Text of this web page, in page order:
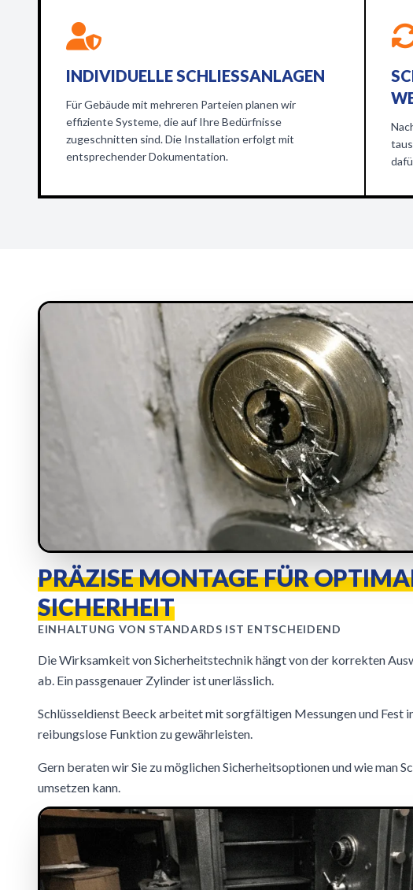
INDIVIDUELLE SCHLIESSANLAGEN
Für Gebäude mit mehreren Parteien planen wir
effiziente Systeme, die auf Ihre Bedürfnisse
zugeschnitten sind. Die Installation erfolgt mit
entsprechender Dokumentation.
PRÄZISE MONTAGE FÜR
SICHERHEIT
EINHALTUNG VON STANDARDS IST ENTSCHEIDEND
Die Wirksamkeit von Sicherheitstechnik hängt von der korrekten
ab. Ein passgenauer Zylinder ist unerlässlich.
Schlüsseldienst Beeck arbeitet mit sorgfältigen Messungen und Fest
reibungslose Funktion zu gewährleisten.
Gern beraten wir Sie zu möglichen Sicherheitsoptionen und wie man
umsetzen kann.